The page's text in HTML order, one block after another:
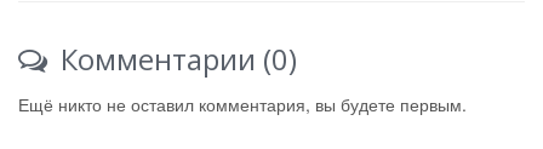
Комментарии (0)
Ещё никто не оставил комментария, вы будете первым.